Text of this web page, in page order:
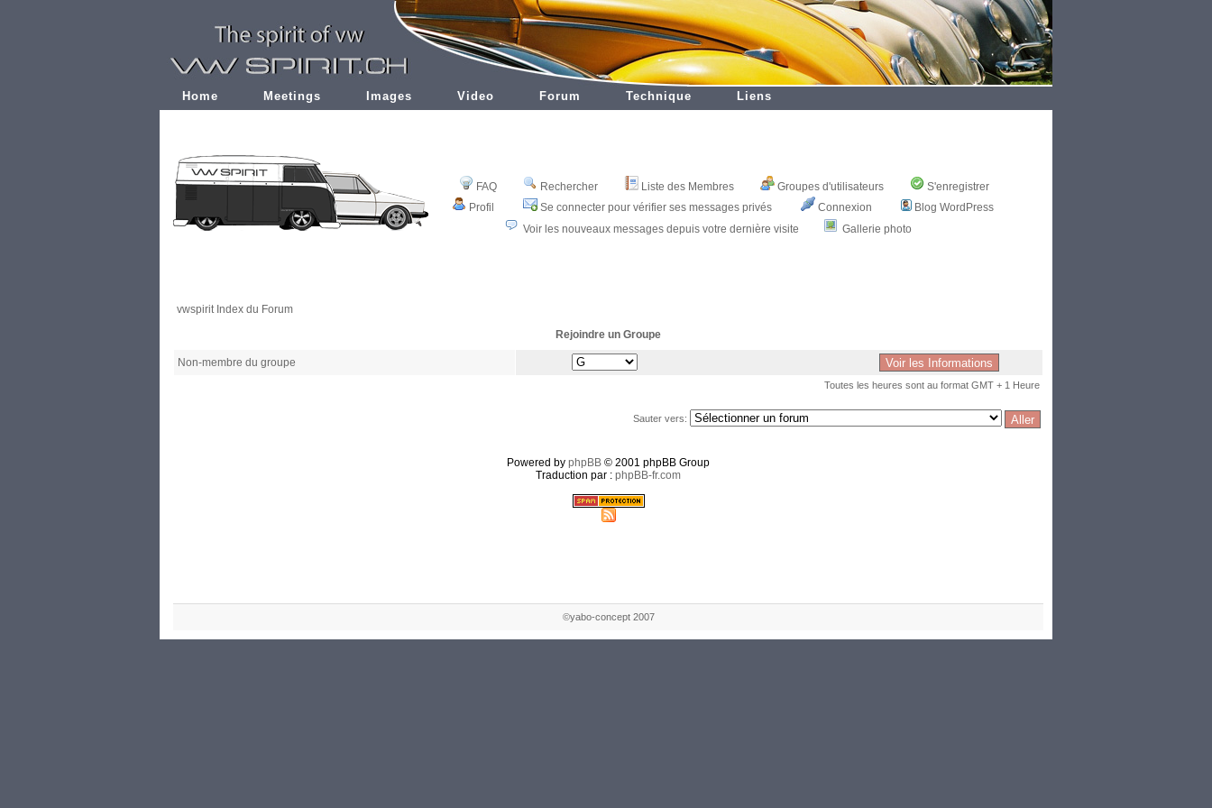
Home Meetings Images Video Forum Technique Liens
FAQ Rechercher Liste des Membres Groupes d'utilisateurs
S'enregistrer
Profil
Se connecter pour vérifier ses messages privés Connexion
Blog WordPress
Voir les nouveaux messages depuis votre dernière visite
Gallerie photo
vwspirit Index du Forum
Rejoindre un Groupe
Non-membre du groupe
Toutes les heures sont au format GMT + 1 Heure
Sauter vers:
Powered by phpBB © 2001 phpBB Group
Traduction par : phpBB-fr.com
©yabo-concept 2007